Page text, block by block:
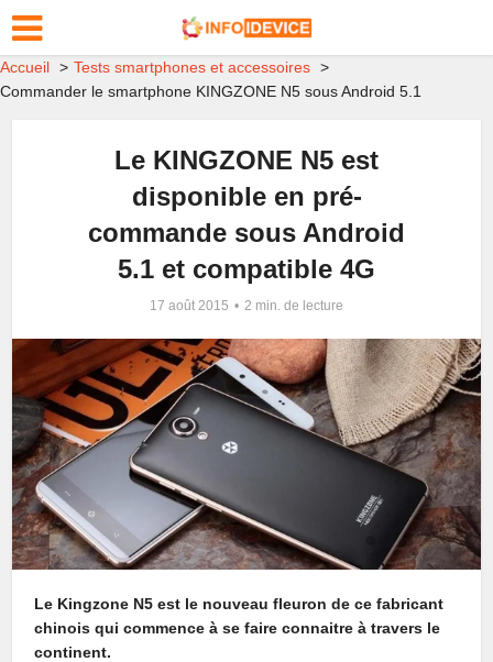
Accueil
Tests smartphones et accessoires
Commander le smartphone KINGZONE N5 sous Android 5.1
Le KINGZONE N5 est
disponible en pré-
commande sous Android
5.1 et compatible 4G
17 août 2015 2 min. de lecture
Le Kingzone N5 est le nouveau fleuron de ce fabricant
chinois qui commence à se faire connaitre à travers le
continent.